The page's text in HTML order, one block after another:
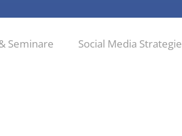
Seminare Social Media Strategie